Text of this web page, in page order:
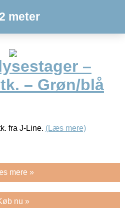
meter
–
– Grøn/blå
fra J-Line. (Læs mere)
mere »
nu »